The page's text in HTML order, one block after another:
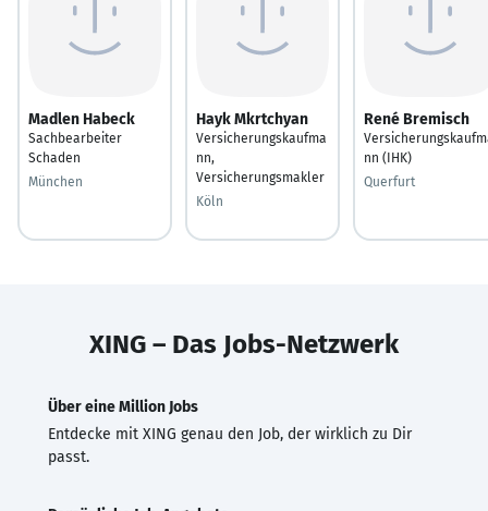
Madlen Habeck
Sachbearbeiter
Schaden
München
Hayk Mkrtchyan
Versicherungskaufma
nn,
Versicherungsmakler
Köln
René Bremisch
nn (IHK)
Querfurt
XING – Das Jobs-Netzwerk
Über eine Million Jobs
Entdecke mit XING genau den Job, der wirklich zu Dir
passt.